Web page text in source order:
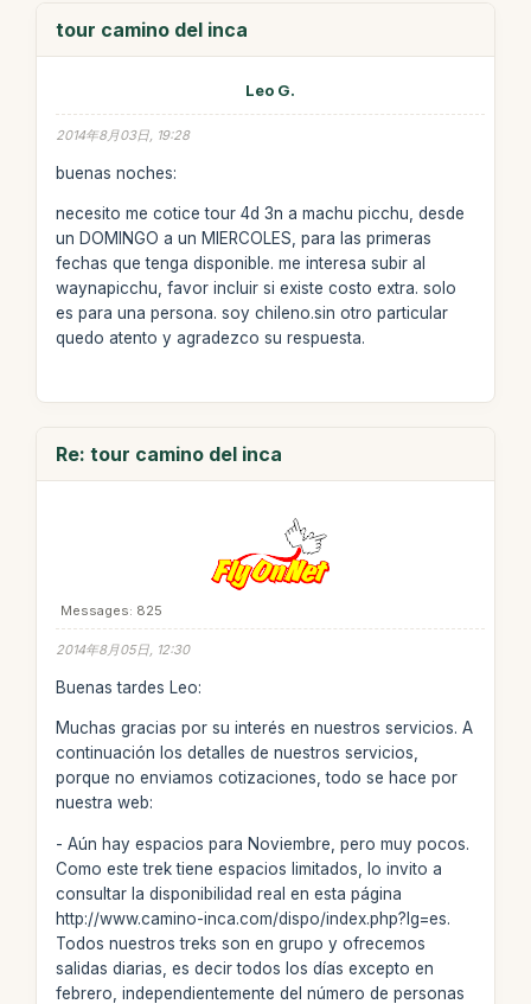
tour camino del inca
Leo G.
2014年8月03日, 19:28
buenas noches:
necesito me cotice tour 4d 3n a machu picchu, desde
un DOMINGO a un MIERCOLES, para las primeras
fechas que tenga disponible. me interesa subir al
waynapicchu, favor incluir si existe costo extra. solo
es para una persona. soy chileno.sin otro particular
quedo atento y agradezco su respuesta.
Re: tour camino del inca
Messages: 825
2014年8月05日, 12:30
Buenas tardes Leo:
Muchas gracias por su interés en nuestros servicios. A
continuación los detalles de nuestros servicios,
porque no enviamos cotizaciones, todo se hace por
nuestra web:
- Aún hay espacios para Noviembre, pero muy pocos.
Como este trek tiene espacios limitados, lo invito a
consultar la disponibilidad real en esta página
http://www.camino-inca.com/dispo/index.php?lg=es.
Todos nuestros treks son en grupo y ofrecemos
salidas diarias, es decir todos los días excepto en
febrero, independientemente del número de personas